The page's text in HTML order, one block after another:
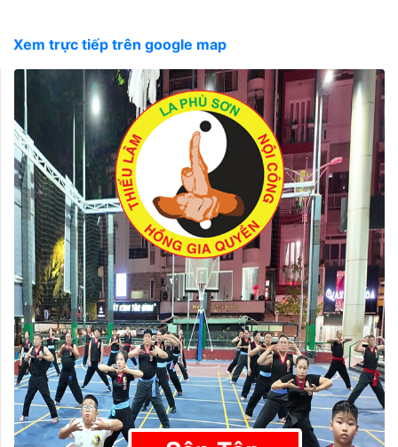
Xem trực tiếp trên google map